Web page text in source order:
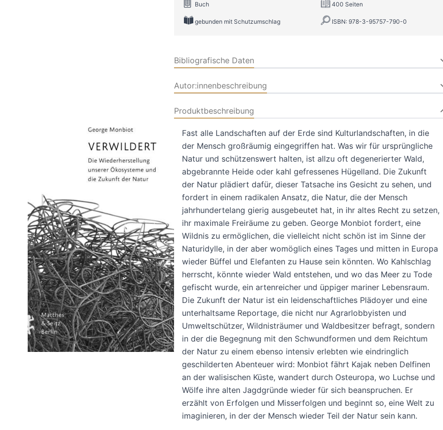
Buch 400 Seiten
gebunden mit Schutzumschlag ISBN: 978-3-95757-790-0
Bibliografische Daten
Autor:innenbeschreibung
Produktbeschreibung
Fast alle Landschaften auf der Erde sind Kulturlandschaften, in die
der Mensch großräumig eingegriffen hat. Was wir für ursprüngliche
Natur und schützenswert halten, ist allzu oft degenerierter Wald,
abgebrannte Heide oder kahl gefressenes Hügelland. Die Zukunft
der Natur plädiert dafür, dieser Tatsache ins Gesicht zu sehen, und
fordert in einem radikalen Ansatz, die Natur, die der Mensch
jahrhundertelang gierig ausgebeutet hat, in ihr altes Recht zu setzen,
ihr maximale Freiräume zu geben. George Monbiot fordert, eine
Wildnis zu ermöglichen, die vielleicht nicht schön ist im Sinne der
Naturidylle, in der aber womöglich eines Tages und mitten in Europa
wieder Büffel und Elefanten zu Hause sein könnten. Wo Kahlschlag
herrscht, könnte wieder Wald entstehen, und wo das Meer zu Tode
gefischt wurde, ein artenreicher und üppiger mariner Lebensraum.
Die Zukunft der Natur ist ein leidenschaftliches Plädoyer und eine
unterhaltsame Reportage, die nicht nur Agrarlobbyisten und
Umweltschützer, Wildnisträumer und Waldbesitzer befragt, sondern
in der die Begegnung mit den Schwundformen und dem Reichtum
der Natur zu einem ebenso intensiv erlebten wie eindringlich
geschilderten Abenteuer wird: Monbiot fährt Kajak neben Delfinen
an der walisischen Küste, wandert durch Osteuropa, wo Luchse und
Wölfe ihre alten Jagdgründe wieder für sich beanspruchen. Er
erzählt von Erfolgen und Misserfolgen und beginnt so, eine Welt zu
imaginieren, in der der Mensch wieder Teil der Natur sein kann.